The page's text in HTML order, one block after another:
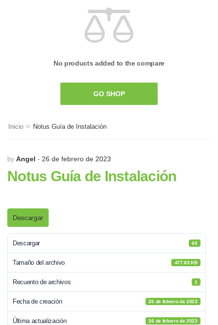
No products added to the compare
GO SHOP
Inicio > Notus Guía de Instalación
by Angel 26 de febrero de 2023
Notus Guía de Instalación
Descargar
Descargar 65
Tamaño del archivo 477.83 KB
Recuento de archivos 1
Fecha de creación 26 de febrero de 2023
Última actualización 26 de febrero de 2023